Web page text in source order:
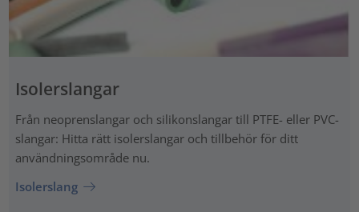
Isolerslangar
Från neoprenslangar och silikonslangar till PTFE- eller PVC-
slangar: Hitta rätt isolerslangar och tillbehör för ditt
användningsområde nu.
Isolerslang